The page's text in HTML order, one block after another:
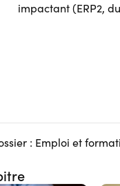
impactant (ERP2,
: Emploi et